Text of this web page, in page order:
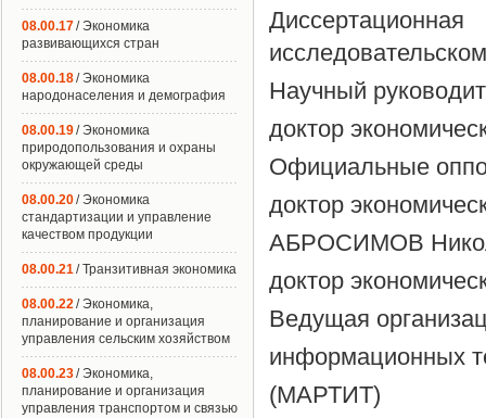
Научный
доктор
Официальные
доктор
АБРОСИМОВ
доктор
Ведущая
информационных
(МАРТИТ)
08.00.17/ Экономика
развивающихся стран
08.00.18/ Экономика
народонаселения и демография
08.00.19/ Экономика
природопользования и охраны
окружающей среды
08.00.20/ Экономика
стандартизации и управление
качеством продукции
08.00.21/ Транзитивная экономика
08.00.22/ Экономика,
планирование и организация
управления сельским хозяйством
08.00.23/ Экономика,
планирование и организация
управления транспортом и связью